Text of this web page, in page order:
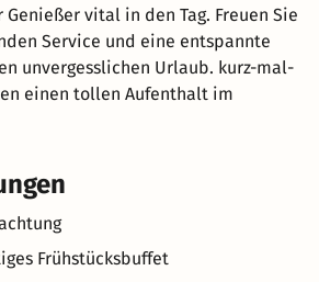
vital in den Tag. Freuen Sie
Service und eine entspannte
unvergesslichen Urlaub. kurz-mal-
einen tollen Aufenthalt im
Frühstücksbuffet